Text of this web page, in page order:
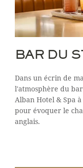
BAR DU
Dans un écrin de
l'atmosphère du
Alban Hotel & Spa
pour évoquer le
anglais.